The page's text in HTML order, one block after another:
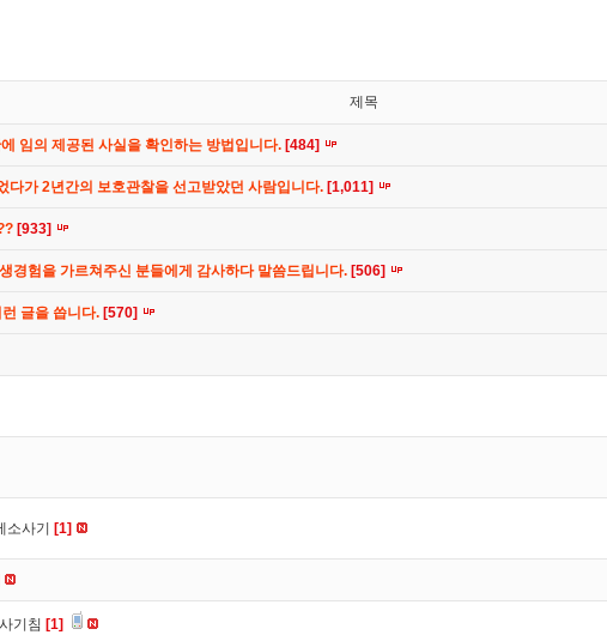
제목
임의 제공된 사실을 확인하는 방법입니다. [484]
다가 2년간의 보호관찰을 선고받았던 사람입니다. [1,011]
[933]
경험을 가르쳐주신 분들에게 감사하다 말씀드립니다. [506]
글을 씁니다. [570]
소사기 [1]
기침 [1]